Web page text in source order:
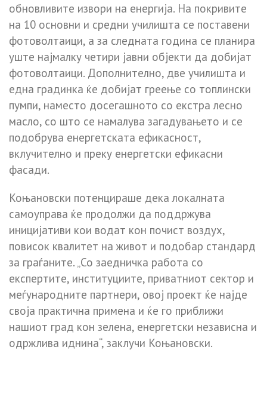
обновливите извори на енергија. На покривите
на 10 основни и средни училишта се поставени
фотоволтаици, а за следната година се планира
уште најмалку четири јавни објекти да добијат
фотоволтаици. Дополнително, две училишта и
една градинка ќе добијат греење со топлински
пумпи, наместо досегашното со екстра лесно
масло, со што се намалува загадувањето и се
подобрува енергетската ефикасност,
вклучително и преку енергетски ефикасни
фасади.
Коњановски потенцираше дека локалната
самоуправа ќе продолжи да поддржува
иницијативи кои водат кон почист воздух,
повисок квалитет на живот и подобар стандард
за граѓаните. „Со заедничка работа со
експертите, институциите, приватниот сектор и
меѓународните партнери, овој проект ќе најде
своја практична примена и ќе го приближи
нашиот град кон зелена, енергетски независна и
одржлива иднина“, заклучи Коњановски.